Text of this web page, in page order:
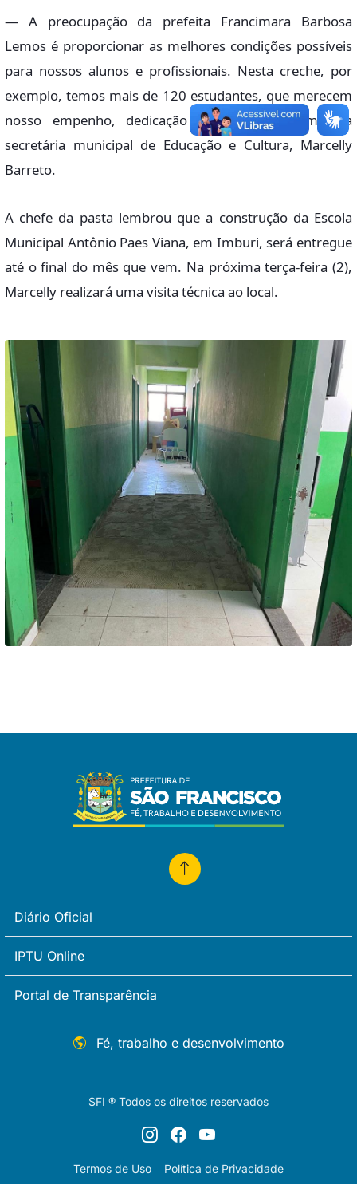
— A preocupação da prefeita Francimara Barbosa
Lemos é proporcionar as melhores condições possíveis
para nossos alunos e profissionais. Nesta creche, por
exemplo, temos mais de 120 estudantes, que merecem
nosso empenho, dedicação e amor — afirmou a
secretária municipal de Educação e Cultura, Marcelly
Barreto.
A chefe da pasta lembrou que a construção da Escola
Municipal Antônio Paes Viana, em Imburi, será entregue
até o final do mês que vem. Na próxima terça-feira (2),
Marcelly realizará uma visita técnica ao local.
Diário Oficial
IPTU Online
Portal de Transparência
Fé, trabalho e desenvolvimento
SFI ® Todos os direitos reservados
Termos de Uso Política de Privacidade